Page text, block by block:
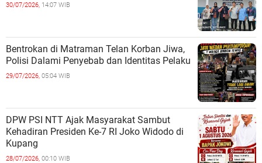
30/07/2026, 14:07 WIB
Bentrokan di Matraman Telan Korban Jiwa,
Polisi Dalami Penyebab dan Identitas Pelaku
29/07/2026, 05:04 WIB
DPW PSI NTT Ajak Masyarakat Sambut
Kehadiran Presiden Ke-7 RI Joko Widodo di
Kupang
28/07/2026, 00:10 WIB